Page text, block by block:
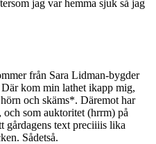
jag var hemma sjuk så jag
från Sara Lidman-bygder
kom min lathet ikapp mig,
och skäms*. Däremot har
som auktoritet (hrrm) på
gårdagens text preciiiis lika
Sådetså.